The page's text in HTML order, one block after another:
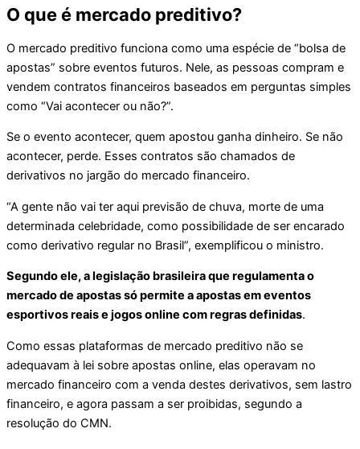
O que é mercado preditivo?
O mercado preditivo funciona como uma espécie de “bolsa de
apostas” sobre eventos futuros. Nele, as pessoas compram e
vendem contratos financeiros baseados em perguntas simples
como “Vai acontecer ou não?”.
Se o evento acontecer, quem apostou ganha dinheiro. Se não
acontecer, perde. Esses contratos são chamados de
derivativos no jargão do mercado financeiro.
“A gente não vai ter aqui previsão de chuva, morte de uma
determinada celebridade, como possibilidade de ser encarado
como derivativo regular no Brasil”, exemplificou o ministro.
Segundo ele, a legislação brasileira que regulamenta o
mercado de apostas só permite a apostas em eventos
esportivos reais e jogos online com regras definidas.
Como essas plataformas de mercado preditivo não se
adequavam à lei sobre apostas online, elas operavam no
mercado financeiro com a venda destes derivativos, sem lastro
financeiro, e agora passam a ser proibidas, segundo a
resolução do CMN.